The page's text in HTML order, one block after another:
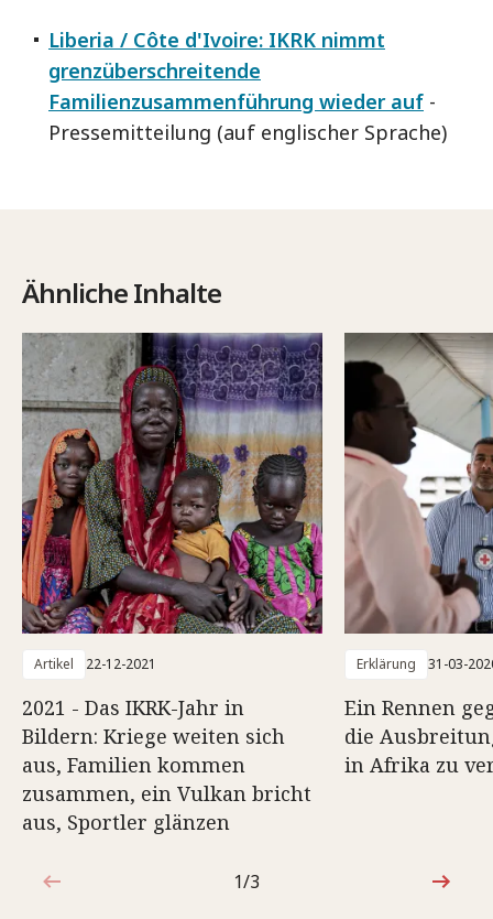
Liberia / Côte d'Ivoire: IKRK nimmt
grenzüberschreitende
Familienzusammenführung wieder auf -
Pressemitteilung (auf englischer Sprache)
Ähnliche Inhalte
Artikel 22-12-2021
2021 - Das IKRK-Jahr in
Bildern: Kriege weiten sich
aus, Familien kommen
zusammen, ein Vulkan bricht
aus, Sportler glänzen
Erklärung 31-03-
Ein Rennen
die
in Afrika zu
1von3
1/3